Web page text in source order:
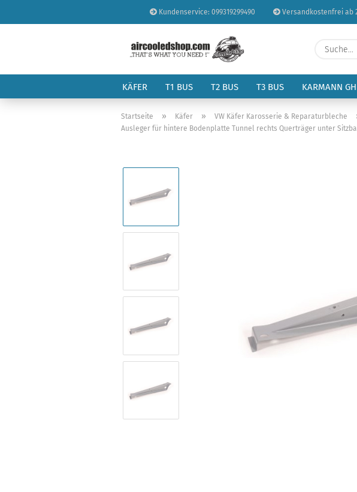
Kundenservice: 099319299490 Versandkostenfrei ab
KÄFER T1 BUS T2 BUS T3 BUS KARMANN
Startseite » Käfer » VW Käfer Karosserie & Reparaturbleche
Ausleger für hintere Bodenplatte Tunnel rechts Querträger unter